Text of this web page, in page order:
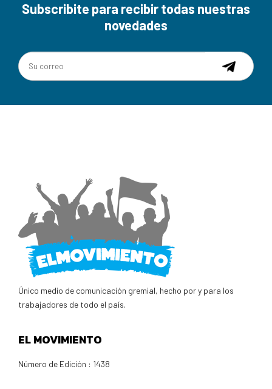
Subscribite para recibir todas nuestras
novedades
Único medio de comunicación gremial, hecho por y para los
trabajadores de todo el país.
EL MOVIMIENTO
Número de Edición : 1438